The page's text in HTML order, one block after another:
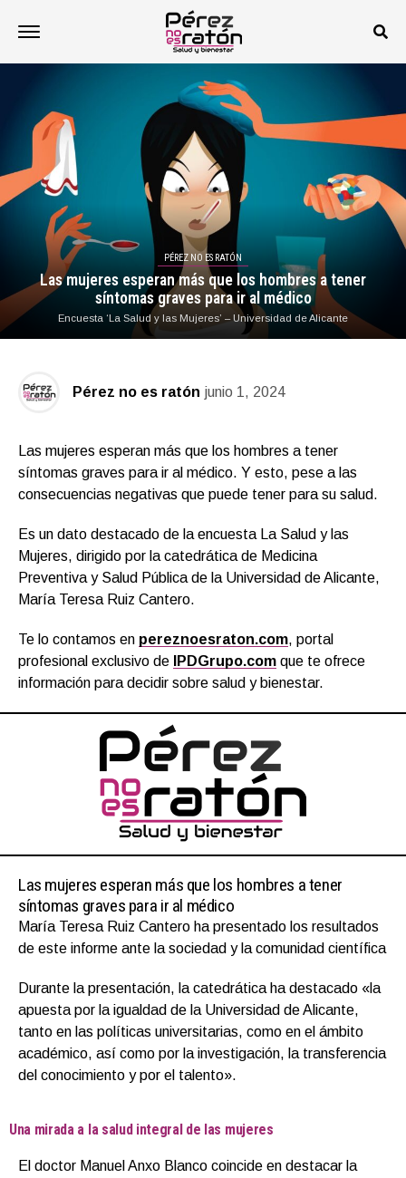
PÉREZ NO ES RATÓN
Las mujeres esperan más que los hombres a tener
síntomas graves para ir al médico
Encuesta ‘La Salud y las Mujeres’ – Universidad de Alicante
Pérez no es ratón junio 1, 2024
Las mujeres esperan más que los hombres a tener
síntomas graves para ir al médico. Y esto, pese a las
consecuencias negativas que puede tener para su salud.
Es un dato destacado de la encuesta La Salud y las
Mujeres, dirigido por la catedrática de Medicina
Preventiva y Salud Pública de la Universidad de Alicante,
María Teresa Ruiz Cantero.
Te lo contamos en pereznoesraton.com, portal
profesional exclusivo de
IPDGrupo.com que te ofrece
información para decidir sobre salud y bienestar.
Las mujeres esperan más que los hombres a tener
síntomas graves para ir al médico
María Teresa Ruiz Cantero ha presentado los resultados
de este informe ante la sociedad y la comunidad científica
Durante la presentación, la catedrática ha destacado «la
apuesta por la igualdad de la Universidad de Alicante,
tanto en las políticas universitarias, como en el ámbito
académico, así como por la investigación, la transferencia
del conocimiento y por el talento».
Una mirada a la salud integral de las mujeres
El doctor Manuel Anxo Blanco coincide en destacar la